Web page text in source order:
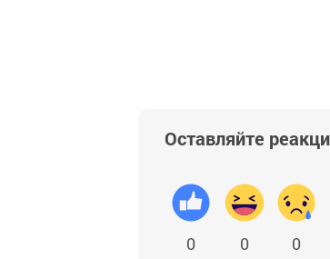
Оставляйте
0 0 0